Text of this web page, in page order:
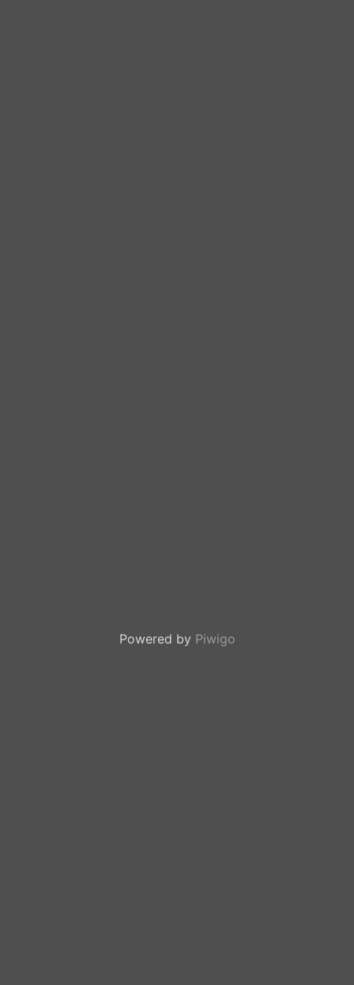
Powered by Piwigo